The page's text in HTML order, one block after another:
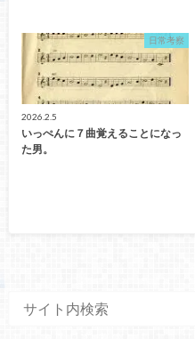
日常考察
2026.2.5
いっぺんに７曲覚えることになっ
た男。